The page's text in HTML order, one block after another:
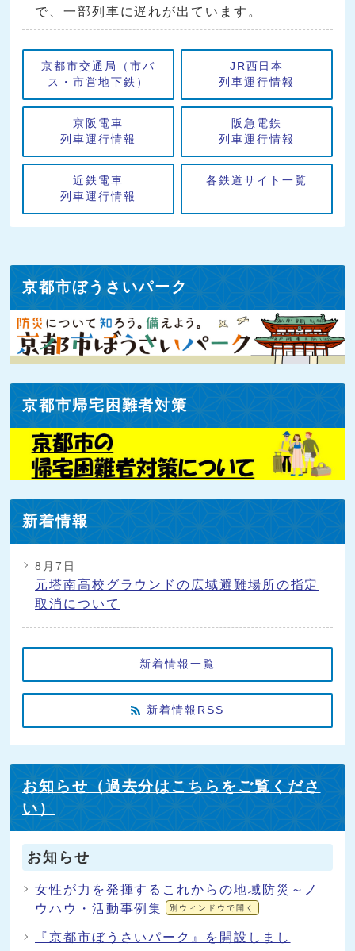
で、一部列車に遅れが出ています。
京都市交通局（市バ
ス・市営地下鉄）
JR西日本
列車運行情報
京阪電車
列車運行情報
阪急電鉄
列車運行情報
近鉄電車
列車運行情報
各鉄道サイト一覧
京都市ぼうさいパーク
京都市帰宅困難者対策
新着情報
8月7日
元塔南高校グラウンドの広域避難場所の指定
取消について
新着情報一覧
新着情報RSS
お知らせ（過去分はこちらをご覧くださ
い）
お知らせ
女性が力を発揮するこれからの地域防災～ノ
ウハウ・活動事例集
別ウィンドウで開く
『京都市ぼうさいパーク』を開設しまし